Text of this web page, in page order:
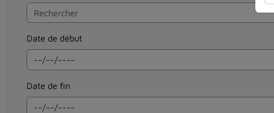
Date de début
Date de fin